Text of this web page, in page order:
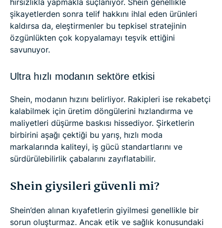
hırsızlıkla yapmakla suçlanıyor. Shein genellikle
şikayetlerden sonra telif hakkını ihlal eden ürünleri
kaldırsa da, eleştirmenler bu tepkisel stratejinin
özgünlükten çok kopyalamayı teşvik ettiğini
savunuyor.
Ultra hızlı modanın sektöre etkisi
Shein, modanın hızını belirliyor. Rakipleri ise rekabetçi
kalabilmek için üretim döngülerini hızlandırma ve
maliyetleri düşürme baskısı hissediyor. Şirketlerin
birbirini aşağı çektiği bu yarış, hızlı moda
markalarında kaliteyi, iş gücü standartlarını ve
sürdürülebilirlik çabalarını zayıflatabilir.
Shein giysileri güvenli mi?
Shein’den alınan kıyafetlerin giyilmesi genellikle bir
sorun oluşturmaz. Ancak etik ve sağlık konusundaki